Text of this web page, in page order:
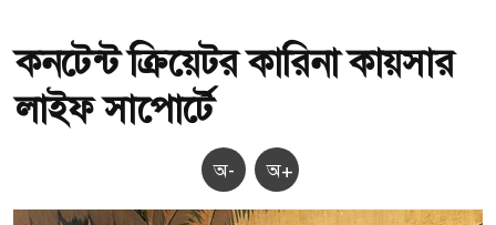
কনটেন্ট ক্রিয়েটর কারিনা কায়সার
লাইফ সাপোর্টে
অ- অ+